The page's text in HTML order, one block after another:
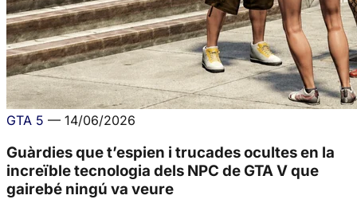
GTA 5 — 14/06/2026
Guàrdies que t’espien i trucades ocultes en la
increïble tecnologia dels NPC de GTA V que
gairebé ningú va veure